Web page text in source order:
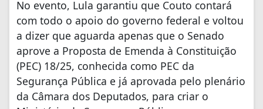
No evento, Lula garantiu que Couto contará
com todo o apoio do governo federal e voltou
a dizer que aguarda apenas que o Senado
aprove a Proposta de Emenda à Constituição
(PEC) 18/25, conhecida como PEC da
Segurança Pública e já aprovada pelo plenário
da Câmara dos Deputados, para criar o